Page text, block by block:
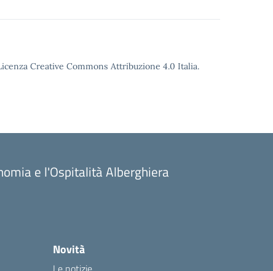
Creative Commons Attribuzione 4.0 Italia.
e l'Ospitalità Alberghiera
Novità